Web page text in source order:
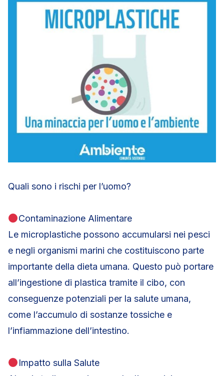
Quali sono i rischi per l’uomo?
Contaminazione Alimentare
Le microplastiche possono accumularsi nei pesci
e negli organismi marini che costituiscono parte
importante della dieta umana. Questo può portare
all’ingestione di plastica tramite il cibo, con
conseguenze potenziali per la salute umana,
come l’accumulo di sostanze tossiche e
l’infiammazione dell’intestino.
Impatto sulla Salute